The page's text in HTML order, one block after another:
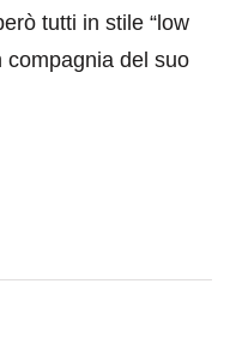
tutti in stile “low
compagnia del suo